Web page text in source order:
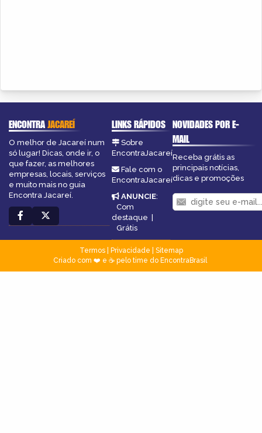
ENCONTRAJACAREÍ
O melhor de Jacareí num
só lugar! Dicas, onde ir, o
que fazer, as melhores
empresas, locais, serviços
e muito mais no guia
Encontra Jacareí.
LINKS RÁPIDOS
Sobre
EncontraJacareí
Fale com o
EncontraJacareí
ANUNCIE:
Com
destaque |
Grátis
NOVIDADES POR E-
MAIL
Receba grátis as
principais notícias,
dicas e promoções
Termos| Privacidade
Sitemap
Criado com ❤️ e ☕ pelo time do EncontraBrasil